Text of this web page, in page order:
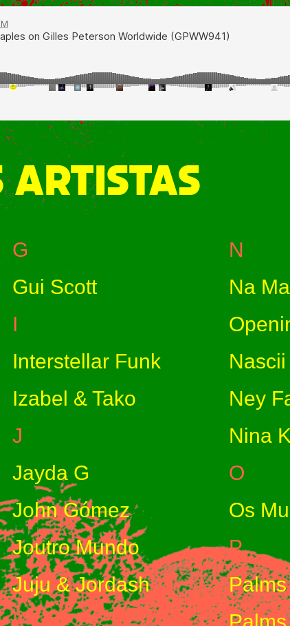
G
Gui Scott
I
Interstellar Funk
Izabel & Tako
J
Jayda G
John Gómez
Joutro Mundo
Juju & Jordash
N
Na
Nascii
Ney
Nina
O
Os
P